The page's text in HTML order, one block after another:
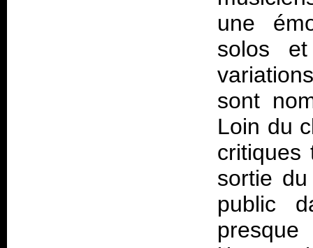
une
solos
sont
Loin du
critiques
sortie
public